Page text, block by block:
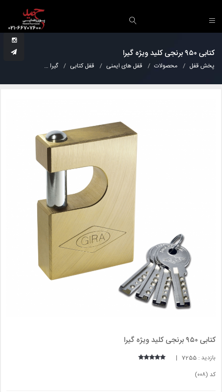
کتابی ۹۵۰ برنجی کلید ویژه گیرا
پخش قفل محصولات قفل های ایمنی قفل کتابی گیرا
کتابی ۹۵۰ برنجی کلید ویژه گیرا
بازدید : 7255 |
کد (۰۰۸)